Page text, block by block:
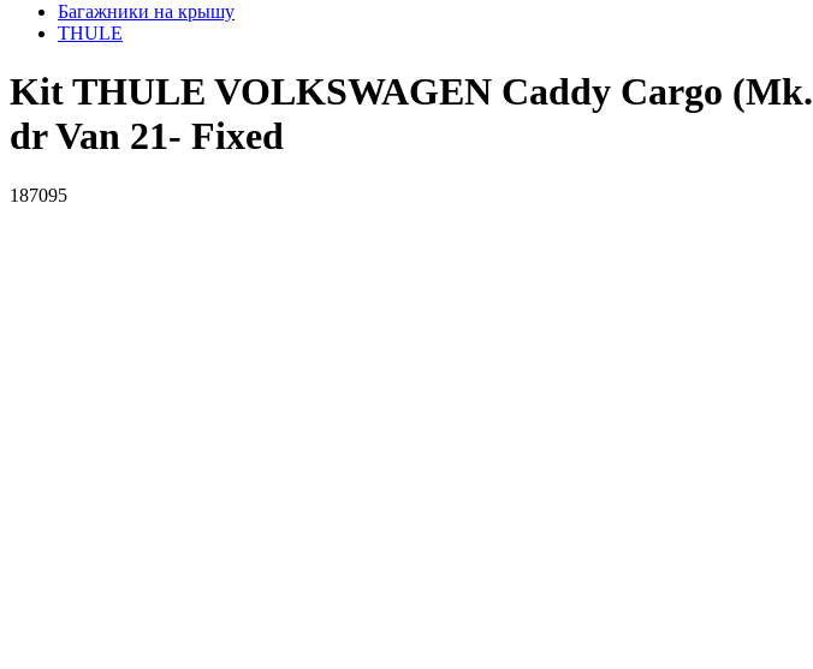
Багажники на крышу
THULE
Kit THULE VOLKSWAGEN Caddy Cargo
dr Van 21- Fixed
187095